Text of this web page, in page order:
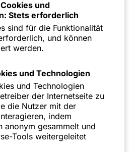
und
Stets erforderlich
sind für die Funktionalität
und können
werden.
und Technologien
und Technologien
der Internetseite zu
die Nutzer mit der
indem
anonym gesammelt und
Tools weitergeleitet
mbH
ist seit mehr als einem
deutschen
ihren Rechtsanwältinnen und
in Frankfurt, Mannheim,
die Sozietät nationale und
zu komplexen